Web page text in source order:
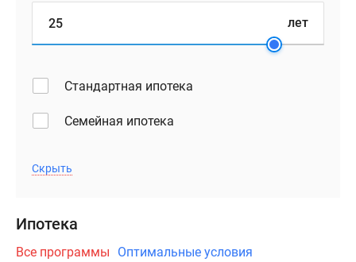
лет
Стандартная ипотека
Семейная ипотека
Скрыть
Ипотека
Все программы Оптимальные условия